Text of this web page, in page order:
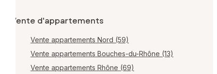
Vente d'appartements
Vente appartements Nord (59)
Vente appartements Bouches-du-Rhône (13)
Vente appartements Rhône (69)